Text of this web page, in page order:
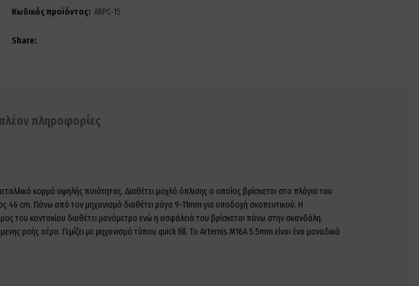
Κωδικός προϊόντος: ARPC-15
Share
πληροφορίες
κορμό υψηλής ποιότητας. Διαθέτει μοχλό όπλισης ο οποίος βρίσκεται στα πλάγια του
46 cm. Πάνω από τον μηχανισμό διαθέτει ράγα 9-11mm για υποδοχή σκοπευτικού. Η
του κοντακίου διαθέτει μανόμετρο ενώ η ασφάλειά του βρίσκεται πάνω στην σκανδάλη.
ροής αέρα. Γεμίζει με μηχανισμό τύπου quick fill. Το Artemis M16A 5.5mm είναι ένα μοναδικό